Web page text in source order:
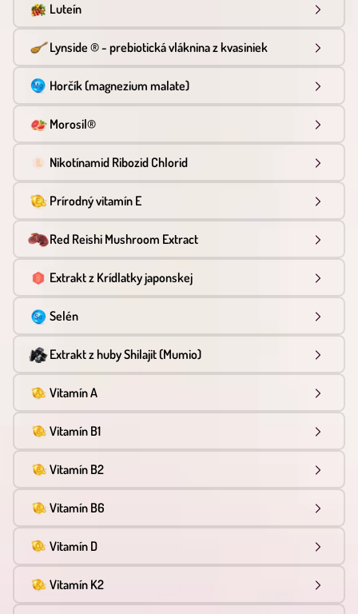
Luteín
Lynside ® - prebiotická vláknina z kvasiniek
Horčík (magnezium malate)
Morosil®
Nikotínamid Ribozid Chlorid
Prírodný vitamín E
Red Reishi Mushroom Extract
Extrakt z Krídlatky japonskej
Selén
Extrakt z huby Shilajit (Mumio)
Vitamín A
Vitamín B1
Vitamín B2
Vitamín B6
Vitamín D
Vitamín K2